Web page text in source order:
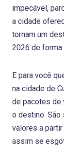
impecável,
a cidade
tornam um
2026 de forma
E para você
na cidade de
de pacotes de
o destino.
valores a
assim se